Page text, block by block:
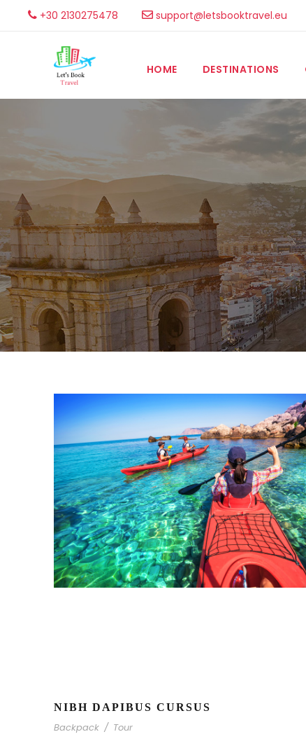
+30 2130275478 support@letsbooktravel.eu
HOME DESTINATIONS
NIBH DAPIBUS CURSUS
Backpack / Tour